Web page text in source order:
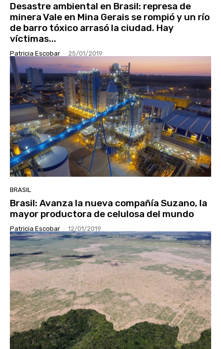
Desastre ambiental en Brasil: represa de
minera Vale en Mina Gerais se rompió y un río
de barro tóxico arrasó la ciudad. Hay
víctimas...
Patricia Escobar - 25/01/2019
BRASIL
Brasil: Avanza la nueva compañía Suzano, la
mayor productora de celulosa del mundo
Patricia Escobar - 12/01/2019